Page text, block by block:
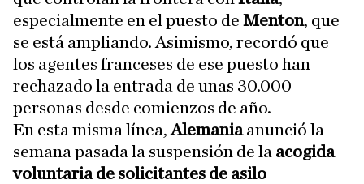
especialmente en el puesto de Menton, que
se está ampliando. Asimismo, recordó que
los agentes franceses de ese puesto han
rechazado la entrada de unas 30.000
personas desde comienzos de año.
En esta misma línea,Alemaniaanunció la
semana pasada la suspensión de la acogida
voluntaria de solicitantes de asilo